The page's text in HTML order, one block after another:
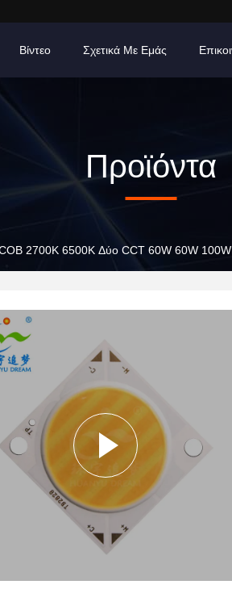
Βίντεο Σχετικά Με Εμάς
Προϊόντα
2700K 6500K Δύο CCT 60W 60W 100W